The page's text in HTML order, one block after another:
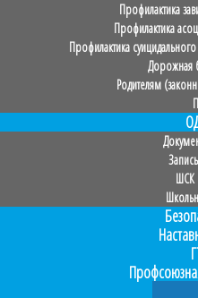
Профилактика
Профилактика
Профилактика
Дорожная
Родителям
ШСК